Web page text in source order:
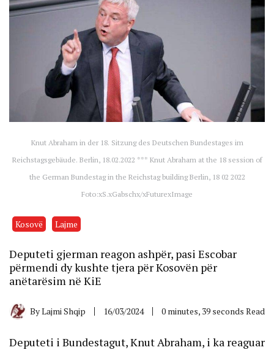
Knut Abraham in der 18. Sitzung des Deutschen Bundestages im
Reichstagsgebäude. Berlin, 18.02.2022 *** Knut Abraham at the 18 session of
the German Bundestag in the Reichstag building Berlin, 18 02 2022
Foto:xS.xGabschx/xFuturexImage
Kosovë Lajme
Deputeti gjerman reagon ashpër, pasi Escobar
përmendi dy kushte tjera për Kosovën për
anëtarësim në KiE
ByLajmi Shqip 16/03/2024 0 minutes, 39 seconds Read
Deputeti i Bundestagut, Knut Abraham, i ka reaguar